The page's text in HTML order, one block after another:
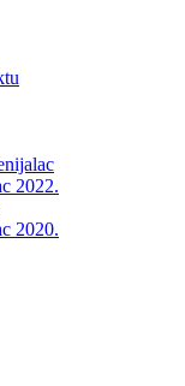
2022.
2020.